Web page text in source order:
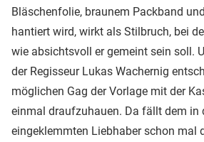
Bläschenfolie, braunem Packband
hantiert wird, wirkt als Stilbruch, bei
wie absichtsvoll er gemeint sein soll.
der Regisseur Lukas Wachernig
möglichen Gag der Vorlage mit der
einmal draufzuhauen. Da fällt dem in
eingeklemmten Liebhaber schon mal